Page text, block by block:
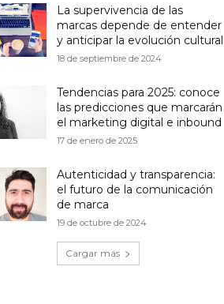
La supervivencia de las
marcas depende de entender
y anticipar la evolución cultural
18 de septiembre de 2024
Tendencias para 2025: conoce
las predicciones que marcarán
el marketing digital e inbound
17 de enero de 2025
Autenticidad y transparencia:
el futuro de la comunicación
de marca
19 de octubre de 2024
Cargar más